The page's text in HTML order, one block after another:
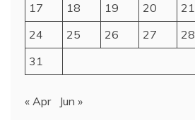
17
18 19 20 21
24
25 26 27 28
31
« Apr Jun »